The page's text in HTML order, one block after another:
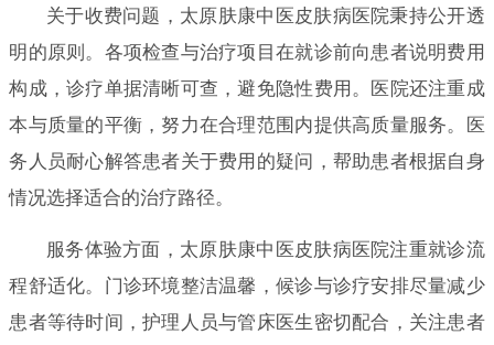
关于收费问题，太原肤康中医皮肤病医院秉持公开透
明的原则。各项检查与治疗项目在就诊前向患者说明费用
构成，诊疗单据清晰可查，避免隐性费用。医院还注重成
本与质量的平衡，努力在合理范围内提供高质量服务。医
务人员耐心解答患者关于费用的疑问，帮助患者根据自身
情况选择适合的治疗路径。
服务体验方面，太原肤康中医皮肤病医院注重就诊流
程舒适化。门诊环境整洁温馨，候诊与诊疗安排尽量减少
患者等待时间，护理人员与管床医生密切配合，关注患者